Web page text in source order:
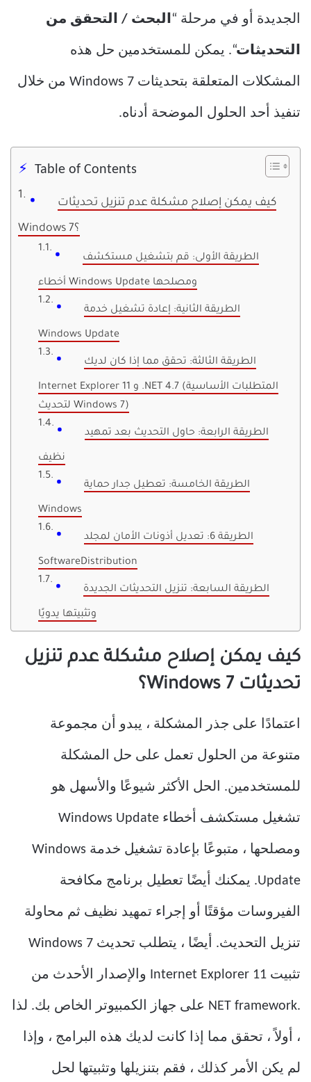
الجديدة أو في مرحلة “ البحث / التحقق من
التحديثات“. يمكن للمستخدمين حل هذه
المشكلات المتعلقة بتحديثات Windows 7 من خلال
تنفيذ أحد الحلول الموضحة أدناه.
Table of Contents
كيف يمكن إصلاح مشكلة عدم تنزيل تحديثات
Windows 7؟
الطريقة الأولى: قم بتشغيل مستكشف
أخطاء Windows Update ومصلحها
الطريقة الثانية: إعادة تشغيل خدمة
Windows Update
الطريقة الثالثة: تحقق مما إذا كان لديك
Internet Explorer 11 و .NET 4.7 (المتطلبات الأساسية
لتحديث Windows 7)
الطريقة الرابعة: حاول التحديث بعد تمهيد
نظيف
الطريقة الخامسة: تعطيل جدار حماية
Windows
الطريقة 6: تعديل أذونات الأمان لمجلد
SoftwareDistribution
الطريقة السابعة: تنزيل التحديثات الجديدة
وتثبيتها يدويًا
كيف يمكن إصلاح مشكلة عدم تنزيل
تحديثات Windows 7؟
اعتمادًا على جذر المشكلة ، يبدو أن مجموعة
متنوعة من الحلول تعمل على حل المشكلة
للمستخدمين. الحل الأكثر شيوعًا والأسهل هو
تشغيل مستكشف أخطاء Windows Update
ومصلحها ، متبوعًا بإعادة تشغيل خدمة Windows
Update. يمكنك أيضًا تعطيل برنامج مكافحة
الفيروسات مؤقتًا أو إجراء تمهيد نظيف ثم محاولة
تنزيل التحديث. أيضًا ، يتطلب تحديث Windows 7
تثبيت Internet Explorer 11 والإصدار الأحدث من
.NET framework على جهاز الكمبيوتر الخاص بك. لذا
، أولاً ، تحقق مما إذا كانت لديك هذه البرامج ، وإذا
لم يكن الأمر كذلك ، فقم بتنزيلها وتثبيتها لحل